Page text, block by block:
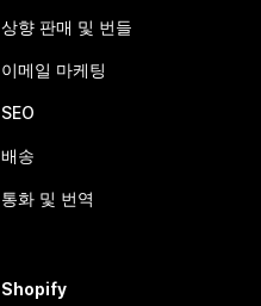
상향 판매 및 번들
이메일 마케팅
SEO
배송
통화 및 번역
Shopify